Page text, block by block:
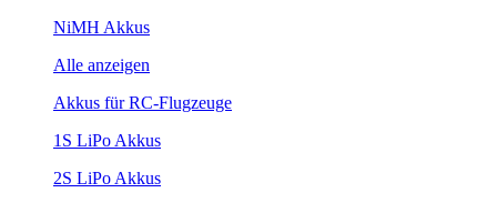
NiMH Akkus
Alle anzeigen
Akkus für RC-Flugzeuge
1S LiPo Akkus
2S LiPo Akkus